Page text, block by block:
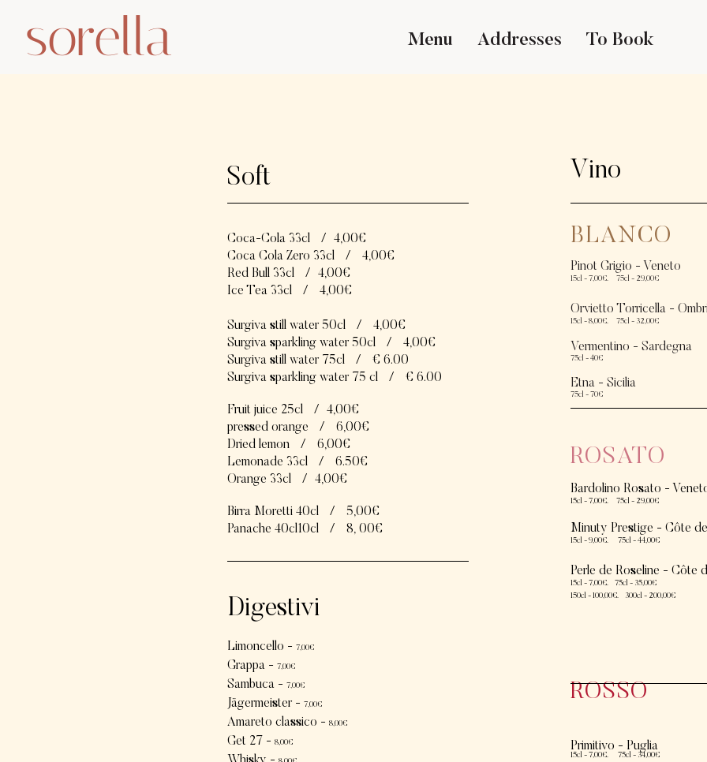
Menu Addresses To Book
sorella
Soft
Coca-Cola 33cl /
4,00€
Coca Cola Zero 33cl
/
4,00€
Red Bull 33cl
/
4,00€
Ice Tea 33cl
/ 4,00€
Surgiva still water 50cl /
4,00€
Surgiva sparkling water 50cl
/
4,00€
Surgiva still water 75cl
/ € 6.00
Surgiva sparkling water 75 cl / € 6.00
Fruit juice 25cl /
4,00€
pressed orange
/
6,00€
Dried lemon
/
6,00€
Lemonade 33cl
/
6.50€
Orange 33cl
/ 4,00€
Birra Moretti 40cl /
5,00€
Panache 40cl10cl
/ 8, 00€
Digestivi
Limoncello - 7,00€
Grappa - 7,00€
Sambuca - 7,00€
Jägermeister - 7,00€
Amareto classico - 8,00€
Get 27 - 8,00€
Vino
BLANCO
Pinot Grigio - Veneto
15cl - 7,00€. 75cl - 29,00€
Orvietto Torricella -
15cl - 8,00€. 75cl - 32,00€
Vermentino - Sardegna
75cl - 40€
Etna - Sicilia
75cl - 70€
ROSATO
Bardolino Rosato -
15cl - 7,00€. 75cl - 29,00€
Minuty Prestige - Côte
15cl - 9,00€. 75cl - 44,00€
Perle de Roseline - Côte
15cl - 7,00€.
75cl - 35,00€
150cl - 100,00€. 300cl - 200,00€
ROSSO
Primitivo - Puglia
15cl - 7,00€. 75cl - 34,00€